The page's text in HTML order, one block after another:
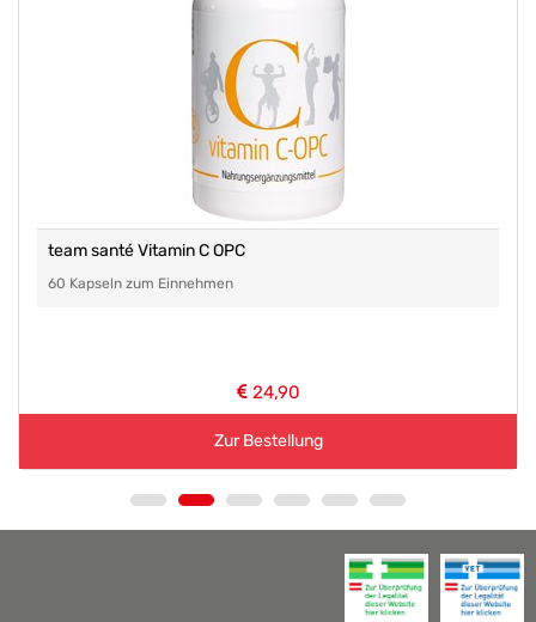
team santé Vitamin C OPC
60 Kapseln zum Einnehmen
24,90
Zur Bestellung